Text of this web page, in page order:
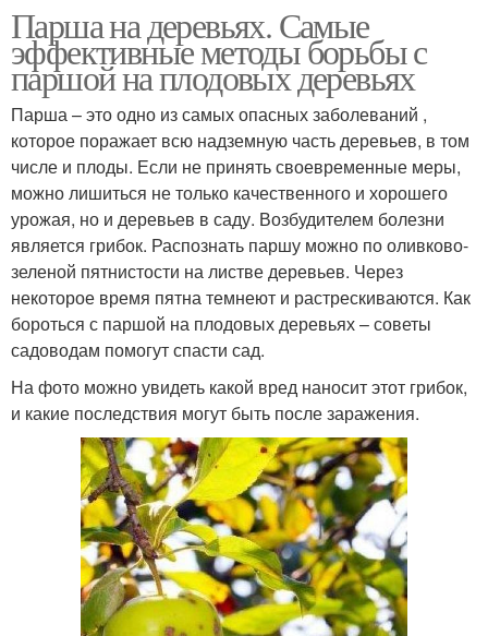
Парша на деревьях. Самые
эффективные методы борьбы с
паршой на плодовых деревьях
Парша – это одно из самых опасных заболеваний ,
которое поражает всю надземную часть деревьев, в том
числе и плоды. Если не принять своевременные меры,
можно лишиться не только качественного и хорошего
урожая, но и деревьев в саду. Возбудителем болезни
является грибок. Распознать паршу можно по оливково-
зеленой пятнистости на листве деревьев. Через
некоторое время пятна темнеют и растрескиваются. Как
бороться с паршой на плодовых деревьях – советы
садоводам помогут спасти сад.
На фото можно увидеть какой вред наносит этот грибок,
и какие последствия могут быть после заражения.